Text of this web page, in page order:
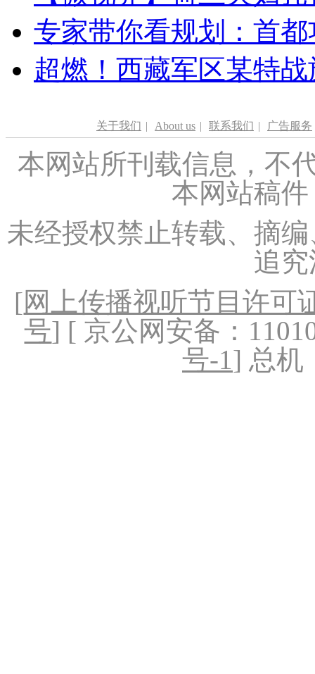
专家带你看规划：首
超燃！西藏军区某特
关于我们 | About us | 联系我们 | 广告服务
本网站所刊载信息，不
本网站稿
未经授权禁止转载、摘
追
[网上传播视听节目许可
号] [ 京公网安备：
号-1] 总机